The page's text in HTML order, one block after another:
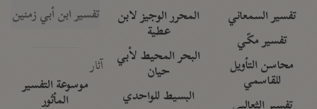
تفسير السمعاني
تفسير مكّي
محاسن التأويل
للقاسمي
المحرر الوجيز لابن
عطية
البحر المحيط لأبي
حيان
البسيط للواحدي
تفسير ابن أبي زمنين
آثار
موسوعة التفسير
المأثور